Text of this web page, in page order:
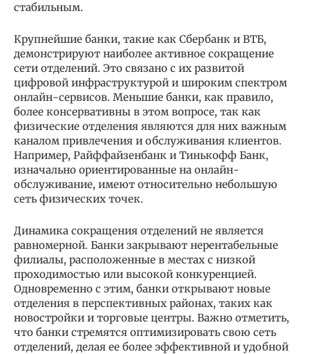
стабильным.
Крупнейшие банки, такие как Сбербанк и ВТБ,
демонстрируют наиболее активное сокращение
сети отделений. Это связано с их развитой
цифровой инфраструктурой и широким спектром
онлайн-сервисов. Меньшие банки, как правило,
более консервативны в этом вопросе, так как
физические отделения являются для них важным
каналом привлечения и обслуживания клиентов.
Например, Райффайзенбанк и Тинькофф Банк,
изначально ориентированные на онлайн-
обслуживание, имеют относительно небольшую
сеть физических точек.
Динамика сокращения отделений не является
равномерной. Банки закрывают нерентабельные
филиалы, расположенные в местах с низкой
проходимостью или высокой конкуренцией.
Одновременно с этим, банки открывают новые
отделения в перспективных районах, таких как
новостройки и торговые центры. Важно отметить,
что банки стремятся оптимизировать свою сеть
отделений, делая ее более эффективной и удобной